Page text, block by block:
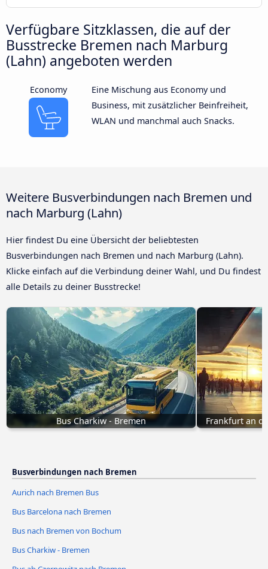
Verfügbare Sitzklassen, die auf der
Busstrecke Bremen nach Marburg
(Lahn) angeboten werden
Economy
Eine Mischung aus Economy und
Business, mit zusätzlicher Beinfreiheit,
WLAN und manchmal auch Snacks.
Weitere Busverbindungen nach Bremen und
nach Marburg (Lahn)
Hier findest Du eine Übersicht der beliebtesten
Busverbindungen nach Bremen und nach Marburg (Lahn).
Klicke einfach auf die Verbindung deiner Wahl, und Du findest
alle Details zu deiner Busstrecke!
Bus Charkiw - Bremen Frankfurt an
Busverbindungen nach Bremen
Aurich nach Bremen Bus
Bus Barcelona nach Bremen
Bus nach Bremen von Bochum
Bus Charkiw - Bremen